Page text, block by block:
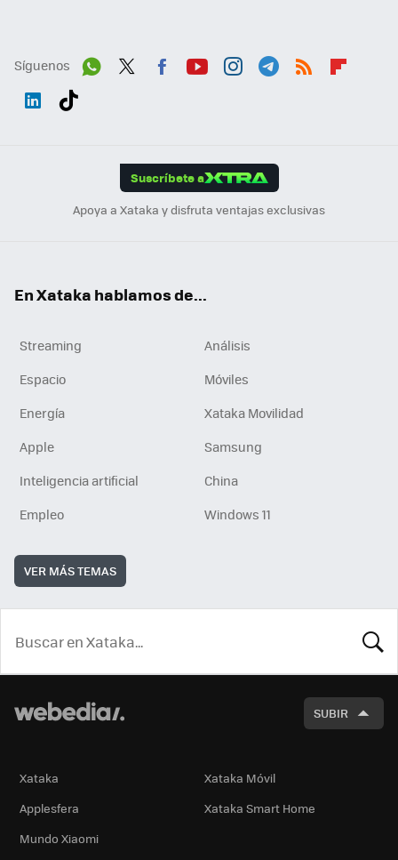
Síguenos
Suscríbete a
Apoya a Xataka y disfruta ventajas exclusivas
En Xataka hablamos de...
Streaming
Análisis
Espacio
Móviles
Energía
Xataka Movilidad
Apple
Samsung
Inteligencia artificial
China
Empleo
Windows 11
VER MÁS TEMAS
SUBIR
Xataka
Xataka Móvil
Applesfera
Xataka Smart Home
Mundo Xiaomi